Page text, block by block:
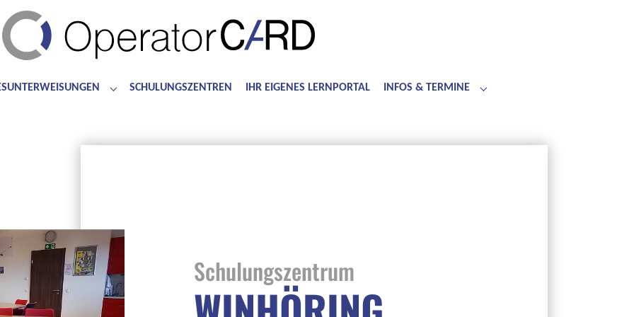
for "Bedienerschulungen"Submenu for "Jahresunterweisungen"
SCHULUNGSZENTREN IHR EIGENES LERNPORTAL INFOS & TERMINE
Submenu for "Infos & Termine"
Schulungszentrum